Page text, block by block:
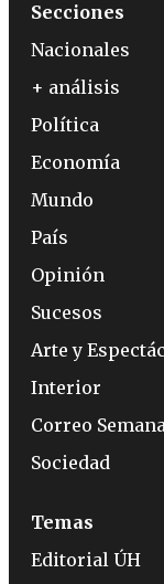
Secciones
Nacionales
+ análisis
Política
Economía
Mundo
País
Opinión
Sucesos
Arte y
Interior
Correo
Sociedad
Temas
Editorial ÚH